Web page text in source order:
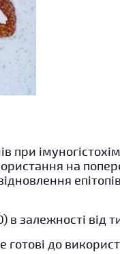
на
залежності від
готові до